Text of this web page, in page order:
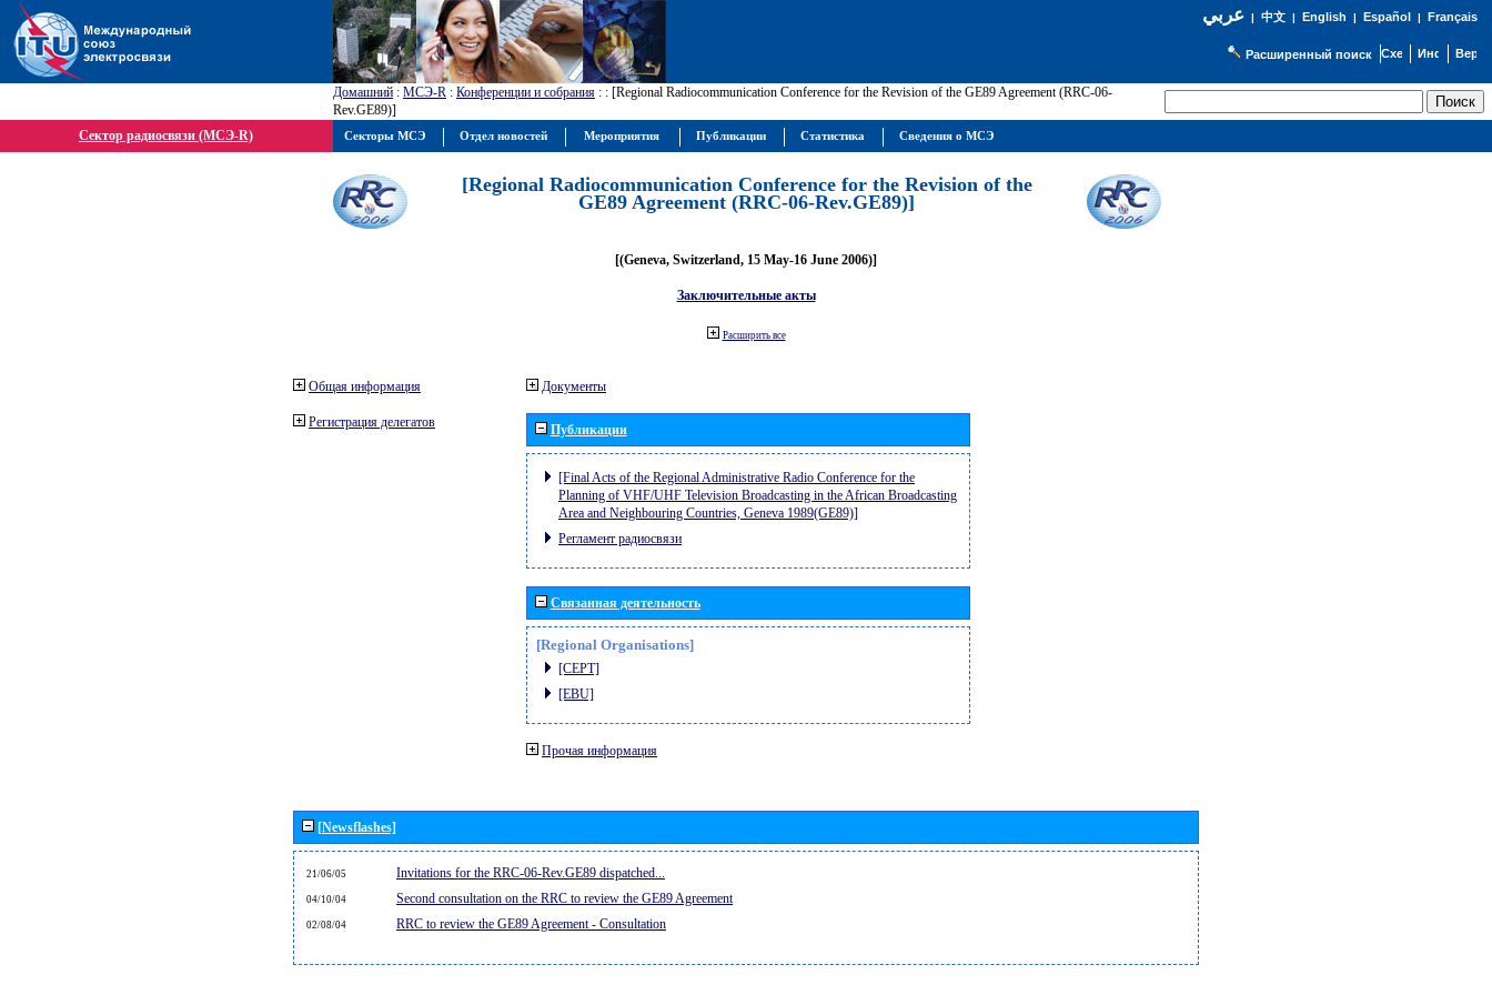
عربي| 中文| English | Español | Français
Расширенный поиск
Домашний : МСЭ-R : Конференции и собрания : : [Regional Radiocommunication Conference for the Revision of the GE89 Agreement (RRC-06-
Rev.GE89)]
Сектор радиосвязи (МСЭ-R)
[Regional Radiocommunication Conference for the Revision of the
GE89 Agreement (RRC-06-Rev.GE89)]
[(Geneva, Switzerland, 15 May-16 June 2006)]
Заключительные акты
Расширить все
Общая информация
Регистрация делегатов
Документы
Публикации
[Final Acts of the Regional Administrative Radio Conference for the
Planning of VHF/UHF Television Broadcasting in the African Broadcasting
Area and Neighbouring Countries, Geneva 1989(GE89)]
Регламент радиосвязи
Связанная деятельность
[Regional Organisations]
[CEPT]
[EBU]
Прочая информация
[Newsflashes]
21/06/05 Invitations for the RRC-06-Rev.GE89 dispatched...
04/10/04 Second consultation on the RRC to review the GE89 Agreement
02/08/04 RRC to review the GE89 Agreement - Consultation
Секторы МСЭ Отдел новостей Мероприятия Публикации Статистика Сведения о МСЭ